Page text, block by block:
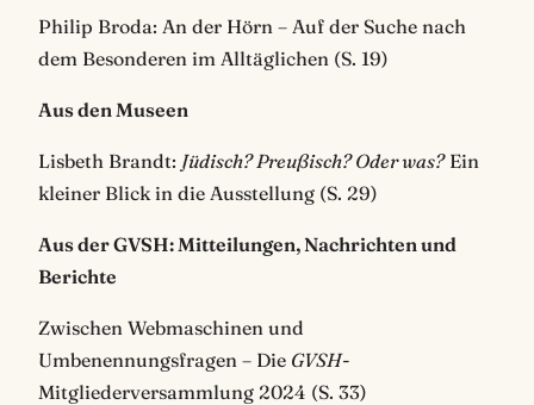
Philip Broda: An der Hörn – Auf der Suche nach
dem Besonderen im Alltäglichen (S. 19)
Aus den Museen
Lisbeth Brandt: Jüdisch? Preußisch? Oder was?Ein
kleiner Blick in die Ausstellung (S. 29)
Aus der GVSH: Mitteilungen, Nachrichten und
Berichte
Zwischen Webmaschinen und
Umbenennungsfragen – Die GVSH-
Mitgliederversammlung 2024 (S. 33)